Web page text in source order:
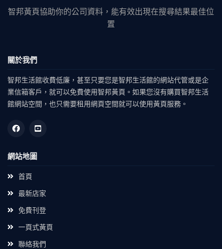
智邦黃頁協助你的公司資料，能有效出現在搜尋結果最佳位
置
關於我們
智邦生活館收費低廉，甚至只要您是智邦生活館的網站代管或是企
業信箱客戶，就可以免費使用智邦黃頁。如果您沒有購買智邦生活
館網站空間，也只需要租用網頁空間就可以使用黃頁服務。
網站地圖
首頁
最新店家
免費刊登
一頁式黃頁
聯絡我們